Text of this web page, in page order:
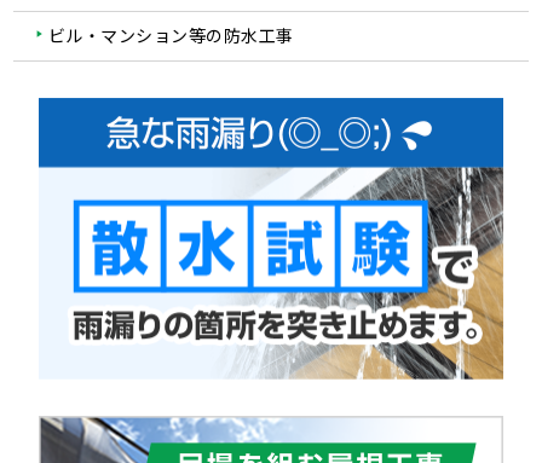
ビル・マンション等の防水工事